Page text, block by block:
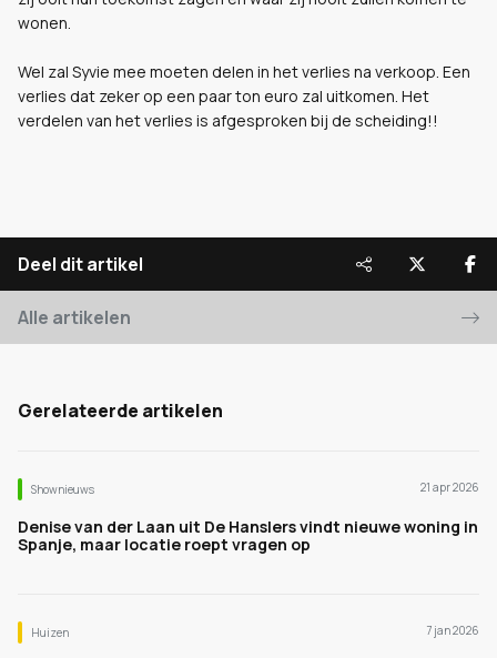
wonen.
Wel zal Syvie mee moeten delen in het verlies na verkoop. Een
verlies dat zeker op een paar ton euro zal uitkomen. Het
verdelen van het verlies is afgesproken bij de scheiding!!
Deel dit artikel
Alle artikelen
Gerelateerde artikelen
Shownieuws 21 apr 2026
Denise van der Laan uit De Hanslers vindt nieuwe woning in
Spanje, maar locatie roept vragen op
Huizen 7 jan 2026